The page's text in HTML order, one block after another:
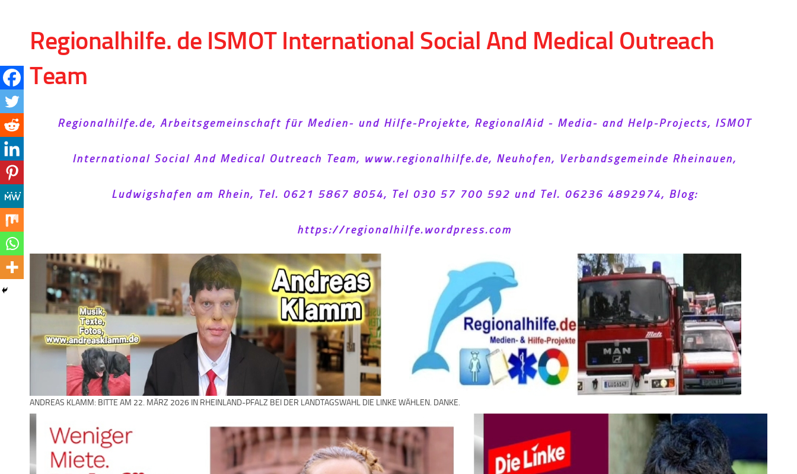
Regionalhilfe. de ISMOT International Social And Medical Outreach
Team
Regionalhilfe.de, Arbeitsgemeinschaft für Medien- und Hilfe-Projekte, RegionalAid - Media- and Help-Projects, ISMOT
International Social And Medical Outreach Team, www.regionalhilfe.de, Neuhofen, Verbandsgemeinde Rheinauen,
Ludwigshafen am Rhein, Tel. 0621 5867 8054, Tel 030 57 700 592 und Tel. 06236 4892974, Blog:
https://regionalhilfe.wordpress.com
ANDREAS KLAMM: BITTE AM 22. MÄRZ 2026 IN RHEINLAND-PFALZ BEI DER LANDTAGSWAHL DIE LINKE WÄHLEN. DANKE.